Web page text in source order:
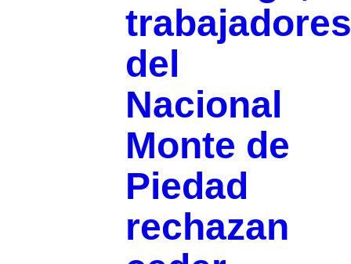
trabajadores
del
Nacional
Monte de
Piedad
rechazan